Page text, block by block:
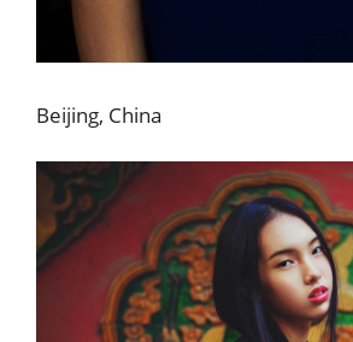
Beijing, China